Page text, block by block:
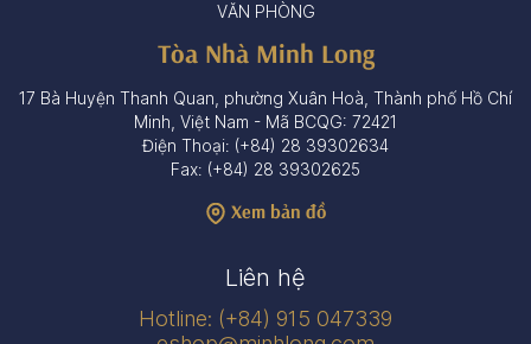
VĂN PHÒNG
Tòa Nhà Minh Long
17 Bà Huyện Thanh Quan, phường Xuân Hoà, Thành phố Hồ Chí
Minh, Việt Nam - Mã BCQG: 72421
Điện Thoại: (+84) 28 39302634
Fax: (+84) 28 39302625
Xem bản đồ
Liên hệ
Hotline: (+84) 915 047339